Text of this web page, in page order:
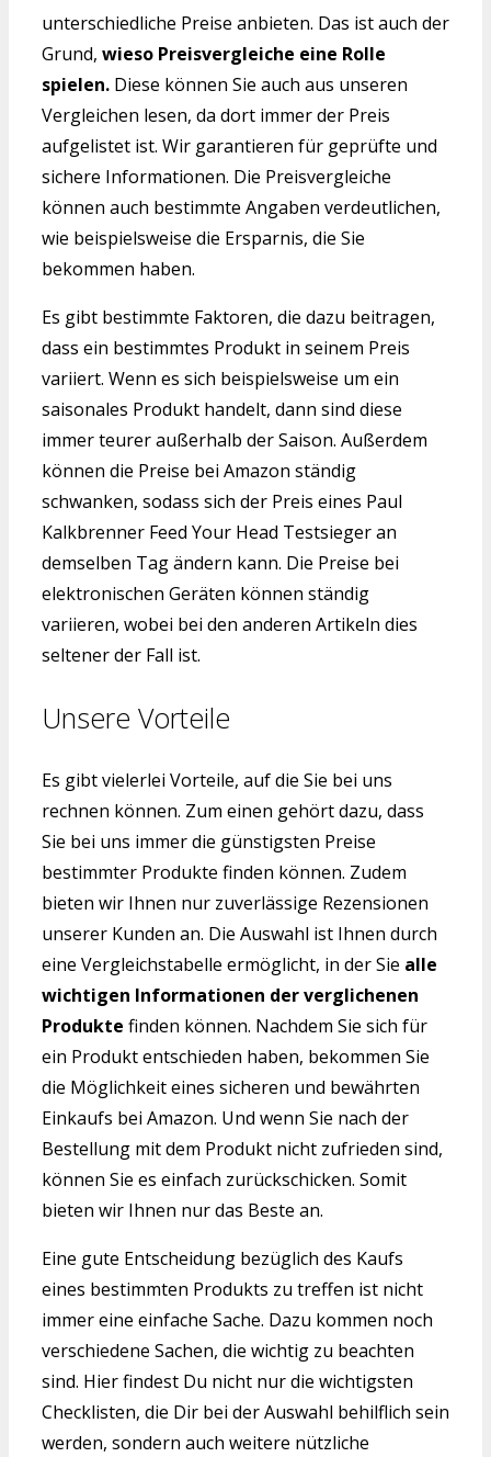
unterschiedliche Preise anbieten. Das ist auch der
Grund, wieso Preisvergleiche eine Rolle
spielen. Diese können Sie auch aus unseren
Vergleichen lesen, da dort immer der Preis
aufgelistet ist. Wir garantieren für geprüfte und
sichere Informationen. Die Preisvergleiche
können auch bestimmte Angaben verdeutlichen,
wie beispielsweise die Ersparnis, die Sie
bekommen haben.
Es gibt bestimmte Faktoren, die dazu beitragen,
dass ein bestimmtes Produkt in seinem Preis
variiert. Wenn es sich beispielsweise um ein
saisonales Produkt handelt, dann sind diese
immer teurer außerhalb der Saison. Außerdem
können die Preise bei Amazon ständig
schwanken, sodass sich der Preis eines Paul
Kalkbrenner Feed Your Head Testsieger an
demselben Tag ändern kann. Die Preise bei
elektronischen Geräten können ständig
variieren, wobei bei den anderen Artikeln dies
seltener der Fall ist.
Unsere Vorteile
Es gibt vielerlei Vorteile, auf die Sie bei uns
rechnen können. Zum einen gehört dazu, dass
Sie bei uns immer die günstigsten Preise
bestimmter Produkte finden können. Zudem
bieten wir Ihnen nur zuverlässige Rezensionen
unserer Kunden an. Die Auswahl ist Ihnen durch
eine Vergleichstabelle ermöglicht, in der Sie alle
wichtigen Informationen der verglichenen
Produkte finden können. Nachdem Sie sich für
ein Produkt entschieden haben, bekommen Sie
die Möglichkeit eines sicheren und bewährten
Einkaufs bei Amazon. Und wenn Sie nach der
Bestellung mit dem Produkt nicht zufrieden sind,
können Sie es einfach zurückschicken. Somit
bieten wir Ihnen nur das Beste an.
Eine gute Entscheidung bezüglich des Kaufs
eines bestimmten Produkts zu treffen ist nicht
immer eine einfache Sache. Dazu kommen noch
verschiedene Sachen, die wichtig zu beachten
sind. Hier findest Du nicht nur die wichtigsten
Checklisten, die Dir bei der Auswahl behilflich sein
werden, sondern auch weitere nützliche